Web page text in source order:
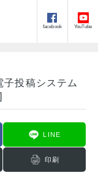
facebook YouTube
投稿システム
LINE
印刷